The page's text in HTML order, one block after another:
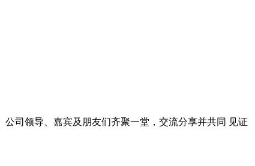
司领导、嘉宾及朋友们齐聚一堂，交流分享并共同 见证